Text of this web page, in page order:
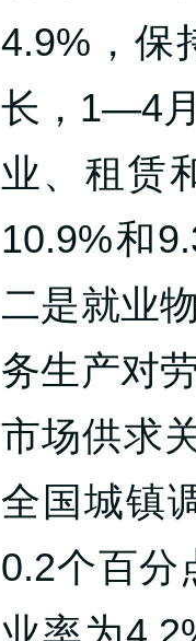
4.9%，保
长，1—4
业、租赁
10.9%和
二是就业
务生产对
市场供求
全国城镇
0.2个百